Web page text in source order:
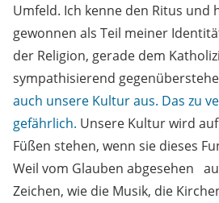
Umfeld. Ich kenne den Ritus und
gewonnen als Teil meiner
der Religion, gerade dem
sympathisierend
auch unsere Kultur aus. Das zu
gefährlich. Unsere Kultur wird
Füßen stehen, wenn sie dieses
Weil vom Glauben abgesehen
Zeichen, wie die Musik, die